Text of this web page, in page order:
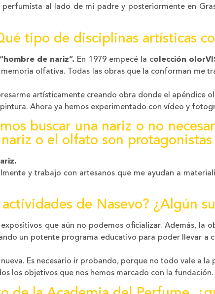
al lado de mi padre y posteriormente en
tipo de disciplinas artísticas
“hombre de nariz”. En 1979 empecé la colección
olfativa. Todas las obras que la conforman me
artísticamente creando obra donde el apéndice
Ahora ya hemos experimentado con vídeo y
buscar una nariz o no
o el olfato son
y trabajo con artesanos que me ayudan a
actividades de Nasevo? ¿Algún
que aún no podemos oficializar. Además, la
un potente programa educativo para poder llevar a
Es necesario ir probando, porque no todo vale a la
los objetivos que nos hemos marcado con la fundación.